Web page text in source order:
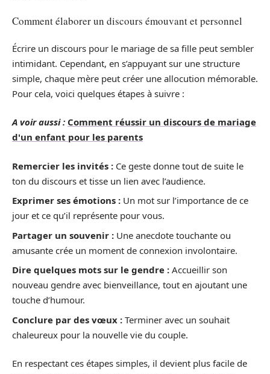
Comment élaborer un discours émouvant et personnel
Écrire un discours pour le mariage de sa fille peut sembler
intimidant. Cependant, en s’appuyant sur une structure
simple, chaque mère peut créer une allocution mémorable.
Pour cela, voici quelques étapes à suivre :
A voir aussi : Comment réussir un discours de mariage
d'un enfant pour les parents
Remercier les invités : Ce geste donne tout de suite le
ton du discours et tisse un lien avec l’audience.
Exprimer ses émotions : Un mot sur l’importance de ce
jour et ce qu’il représente pour vous.
Partager un souvenir : Une anecdote touchante ou
amusante crée un moment de connexion involontaire.
Dire quelques mots sur le gendre : Accueillir son
nouveau gendre avec bienveillance, tout en ajoutant une
touche d’humour.
Conclure par des vœux : Terminer avec un souhait
chaleureux pour la nouvelle vie du couple.
En respectant ces étapes simples, il devient plus facile de